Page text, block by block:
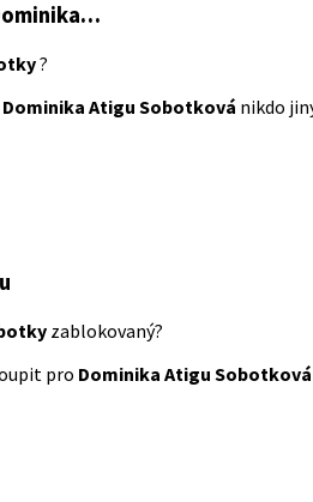
?
Dominika Atigu Sobotková nikdo
zablokovaný?
pro Dominika Atigu Sobotková